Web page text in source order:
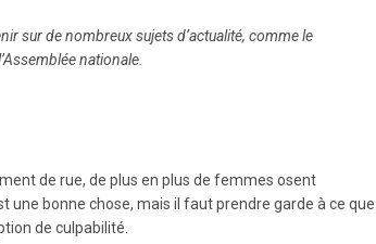
sur de nombreux sujets d’actualité, comme le
nationale.
de rue, de plus en plus de femmes osent
une bonne chose, mais il faut prendre garde à ce que
de culpabilité.